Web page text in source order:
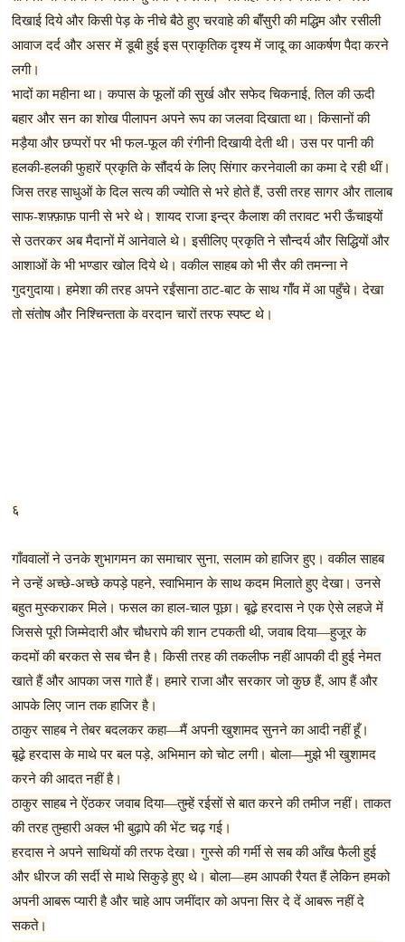
दिखाई दिये और किसी पेड़ के नीचे बैठे हुए चरवाहे की बॉँसुरी की मद्धिम और रसीली
आवाज दर्द और असर में डूबी हुई इस प्राकृतिक दृश्य में जादू का आकर्षण पैदा करने
लगी।
भादों का महीना था। कपास के फूलों की सुर्ख और सफेद चिकनाई, तिल की ऊदी
बहार और सन का शोख पीलापन अपने रूप का जलवा दिखाता था। किसानों की
मड़ैया और छप्परों पर भी फल-फूल की रंगीनी दिखायी देती थी। उस पर पानी की
हलकी-हलकी फुहारें प्रकृति के सौंदर्य के लिए सिंगार करनेवाली का कमा दे रही थीं।
जिस तरह साधुओं के दिल सत्य की ज्योति से भरे होते हैं, उसी तरह सागर और तालाब
साफ-शफ़्फ़ाफ़ पानी से भरे थे। शायद राजा इन्द्र कैलाश की तरावट भरी ऊँचाइयों
से उतरकर अब मैदानों में आनेवाले थे। इसीलिए प्रकृति ने सौन्दर्य और सिद्धियों और
आशाओं के भी भण्डार खोल दिये थे। वकील साहब को भी सैर की तमन्ना ने
गुदगुदाया। हमेशा की तरह अपने रईंसाना ठाट-बाट के साथ गॉँव में आ पहुँचे। देखा
तो संतोष और निश्चिन्तता के वरदान चारों तरफ स्पष्ट थे।
६
गाँववालों ने उनके शुभागमन का समाचार सुना, सलाम को हाजिर हुए। वकील साहब
ने उन्हें अच्छे-अच्छे कपड़े पहने, स्वाभिमान के साथ कदम मिलाते हुए देखा। उनसे
बहुत मुस्कराकर मिले। फसल का हाल-चाल पूछा। बूढ़े हरदास ने एक ऐसे लहजे में
जिससे पूरी जिम्मेदारी और चौधरापे की शान टपकती थी, जवाब दिया—हुजूर के
कदमों की बरकत से सब चैन है। किसी तरह की तकलीफ नहीं आपकी दी हुई नेमत
खाते हैं और आपका जस गाते हैं। हमारे राजा और सरकार जो कुछ हैं, आप हैं और
आपके लिए जान तक हाजिर है।
ठाकुर साहब ने तेबर बदलकर कहा—मैं अपनी खुशामद सुनने का आदी नहीं हूँ।
बूढ़े हरदास के माथे पर बल पड़े, अभिमान को चोट लगी। बोला—मुझे भी खुशामद
करने की आदत नहीं है।
ठाकुर साहब ने ऐंठकर जवाब दिया—तुम्हें रईसों से बात करने की तमीज नहीं। ताकत
की तरह तुम्हारी अक्ल भी बुढ़ापे की भेंट चढ़ गई।
हरदास ने अपने साथियों की तरफ देखा। गुस्से की गर्मी से सब की आँख फैली हुई
और धीरज की सर्दी से माथे सिकुड़े हुए थे। बोला—हम आपकी रैयत हैं लेकिन हमको
अपनी आबरू प्यारी है और चाहे आप जमींदार को अपना सिर दे दें आबरू नहीं दे
सकते।